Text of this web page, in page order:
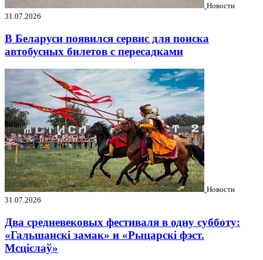
Новости
31.07.2026
В Беларуси появился сервис для поиска
автобусных билетов с пересадками
Новости
31.07.2026
Два средневековых фестиваля в одну субботу:
«Гальшанскі замак» и «Рыцарскі фэст.
Мсціслаў»